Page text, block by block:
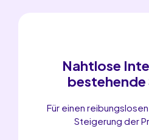
Nahtlose
bestehende
Für einen
Steigerung der